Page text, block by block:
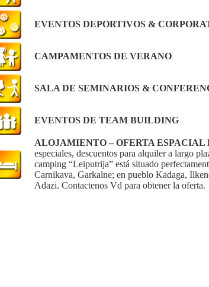
EVENTOS DEPORTIVOS &
CAMPAMENTOS DE VERANO
SALA DE SEMINARIOS &
EVENTOS DE TEAM BUILDING
ALOJAMIENTO – OFERTA
especiales, descuentos para alquiler a largo
camping “Leiputrija” está situado
Carnikava, Garkalne; en pueblo Kadaga,
Adazi. Contactenos Vd para obtener la oferta.